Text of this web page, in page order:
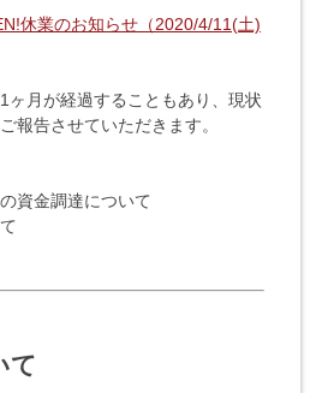
休業のお知らせ（2020/4/11(土)
ヶ月が経過することもあり、現状
報告させていただきます。
資金調達について
て